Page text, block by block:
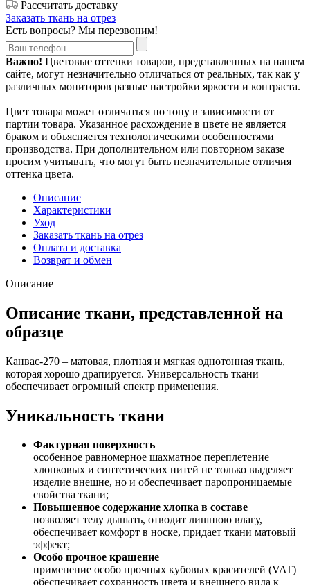
Рассчитать доставку
Заказать ткань на отрез
Есть вопросы? Мы перезвоним!
Важно! Цветовые оттенки товаров, представленных на нашем
сайте, могут незначительно отличаться от реальных, так как у
различных мониторов разные настройки яркости и контраста.
Цвет товара может отличаться по тону в зависимости от
партии товара. Указанное расхождение в цвете не является
браком и объясняется технологическими особенностями
производства. При дополнительном или повторном заказе
просим учитывать, что могут быть незначительные отличия
оттенка цвета.
Описание
Характеристики
Уход
Заказать ткань на отрез
Оплата и доставка
Возврат и обмен
Описание
Описание ткани, представленной на
образце
Канвас-270 – матовая, плотная и мягкая однотонная ткань,
которая хорошо драпируется. Универсальность ткани
обеспечивает огромный спектр применения.
Уникальность ткани
Фактурная поверхность
особенное равномерное шахматное переплетение
хлопковых и синтетических нитей не только выделяет
изделие внешне, но и обеспечивает паропроницаемые
свойства ткани;
Повышенное содержание хлопка в составе
позволяет телу дышать, отводит лишнюю влагу,
обеспечивает комфорт в носке, придает ткани матовый
эффект;
Особо прочное крашение
применение особо прочных кубовых красителей (VAT)
обеспечивает сохранность цвета и внешнего вида к